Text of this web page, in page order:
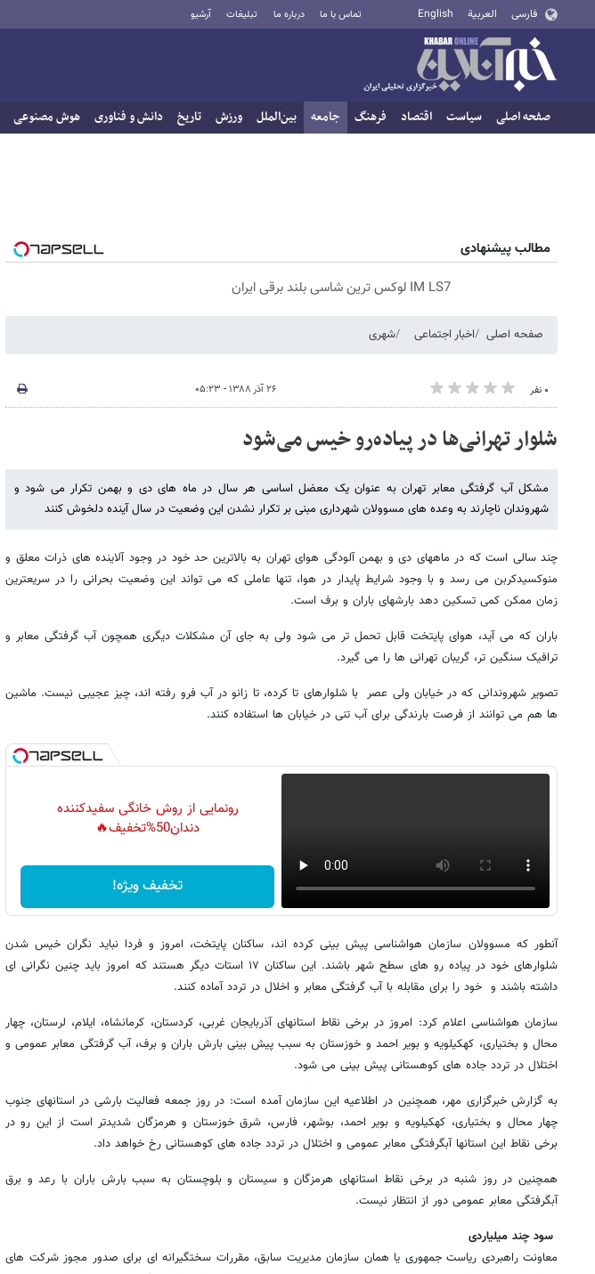
فارسی العربية English تماس با ما درباره ما تبلیغات آرشیو
صفحه اصلی سیاست اقتصاد فرهنگ جامعه بین‌الملل ورزش تاریخ دانش و فناوری هوش مصنوعی
مطالب پیشنهادی
IM LS7 لوکس ترین شاسی بلند برقی ایران
صفحه اصلی اخبار اجتماعی شهری
۰ نفر ۲۶ آذر ۱۳۸۸ - ۰۵:۲۳
شلوار تهرانی‌ها در پیاده‌رو خیس می‌شود
مشکل آب گرفتگی معابر تهران به عنوان یک معضل اساسی هر سال در ماه های دی و بهمن تکرار می شود و
شهروندان ناچارند به وعده های مسوولان شهرداری مبنی بر تکرار نشدن این وضعیت در سال آینده دلخوش کنند
چند سالی است که در ماههای دی و بهمن آلودگی هوای تهران به بالاترین حد خود در وجود آلاینده های ذرات معلق و
منوکسیدکربن می رسد و با وجود شرایط پایدار در هوا، تنها عاملی که می تواند این وضعیت بحرانی را در سریعترین
زمان ممکن کمی تسکین دهد بارشهای باران و برف است.
باران که می آید، هوای پایتخت قابل تحمل تر می شود ولی به جای آن مشکلات دیگری همچون آب گرفتگی معابر و
ترافیک سنگین تر، گریبان تهرانی ها را می گیرد.
تصویر شهروندانی که در خیابان ولی عصر با شلوارهای تا کرده، تا زانو در آب فرو رفته اند، چیز عجیبی نیست. ماشین
ها هم می توانند از فرصت بارندگی برای آب تنی در خیابان ها استفاده کنند.
رونمایی از روش خانگی سفیدکننده
دندان50%تخفیف🔥
تخفیف ویژه!
آنطور که مسوولان سازمان هواشناسی پیش بینی کرده اند، ساکنان پایتخت، امروز و فردا نباید نگران خیس شدن
شلوارهای خود در پیاده رو های سطح شهر باشند. این ساکنان ١٧ استات دیگر هستند که امروز باید چنین نگرانی ای
داشته باشند و خود را برای مقابله با آب گرفتگی معابر و اخلال در تردد آماده کنند.
سازمان هواشناسی اعلام کرد: امروز در برخی نقاط استانهای آذربایجان غربی، کردستان، کرمانشاه، ایلام، لرستان، چهار
محال و بختیاری، کهکیلویه و بویر احمد و خوزستان به سبب پیش بینی بارش باران و برف، آب گرفتگی معابر عمومی و
اختلال در تردد جاده های کوهستانی پیش بینی می شود.
به گزارش خبرگزاری مهر، همچنین در اطلاعیه این سازمان آمده است: در روز جمعه فعالیت بارشی در استانهای جنوب
چهار محال و بختیاری، کهکیلویه و بویر احمد، بوشهر، فارس، شرق خوزستان و هرمزگان شدیدتر است از این رو در
برخی نقاط این استانها آبگرفتگی معابر عمومی و اختلال در تردد جاده های کوهستانی رخ خواهد داد.
همچنین در روز شنبه در برخی نقاط استانهای هرمزگان و سیستان و بلوچستان به سبب بارش باران با رعد و برق
آبگرفتگی معابر عمومی دور از انتظار نیست.
سود چند میلیاردی
معاونت راهبردی ریاست جمهوری یا همان سازمان مدیریت سابق، مقررات سختگیرانه ای برای صدور مجوز شرکت های